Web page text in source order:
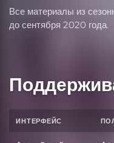
Все материалы из
до сентября 2020 года.
ИНТЕРФЕЙС